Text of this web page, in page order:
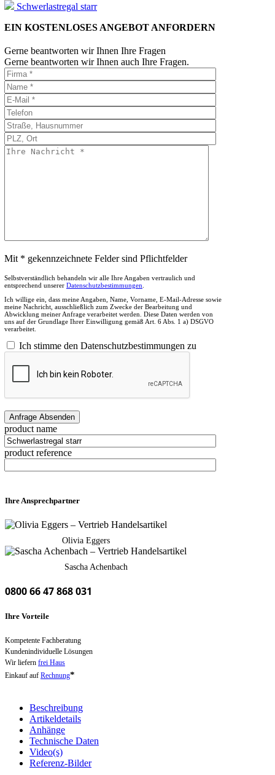
Schwerlastregal starr
EIN KOSTENLOSES ANGEBOT ANFORDERN
Gerne beantworten wir Ihnen Ihre Fragen
Gerne beantworten wir Ihnen auch Ihre Fragen.
Mit * gekennzeichnete Felder sind Pflichtfelder
Selbstverständlich behandeln wir alle Ihre Angaben vertraulich und
entsprechend unserer Datenschutzbestimmungen
Ich willige ein, dass meine Angaben, Name, Vorname, E-Mail-Adresse sowie
meine Nachricht, ausschließlich zum Zwecke der Bearbeitung und
Abwicklung meiner Anfrage verarbeitet werden. Diese Daten werden von
uns auf der Grundlage Ihrer Einwilligung gemäß Art. 6 Abs. 1 a) DSGVO
verarbeitet.
Ich stimme den Datenschutzbestimmungen zu
product name
product reference
Ihre Ansprechpartner
Olivia Eggers
Sascha Achenbach
0800 66 47 868 031
Ihre Vorteile
Kompetente Fachberatung
Kundenindividuelle Lösungen
Wir liefern frei Haus
Einkauf auf Rechnung*
Beschreibung
Artikeldetails
Anhänge
Technische Daten
Video(s)
Referenz-Bilder